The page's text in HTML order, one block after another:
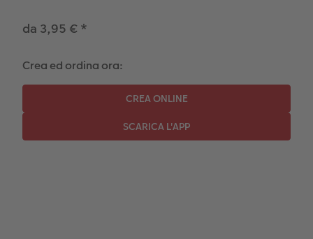
da 3,95 € *
Crea ed ordina ora: